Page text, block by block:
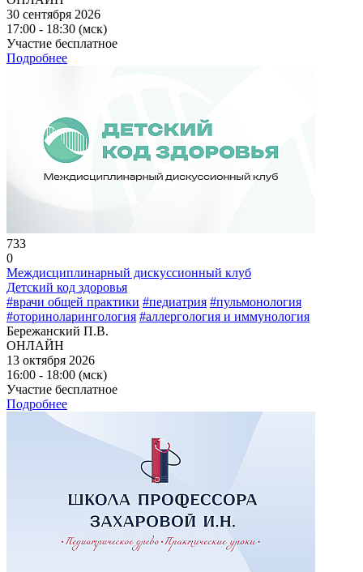
30 сентября 2026
17:00 - 18:30 (мск)
Участие бесплатное
Подробнее
733
0
Междисциплинарный дискуссионный клуб
Детский код здоровья
#врачи общей практики #педиатрия #пульмонология
#оториноларингология #аллергология и иммунология
Бережанский П.В.
ОНЛАЙН
13 октября 2026
16:00 - 18:00 (мск)
Участие бесплатное
Подробнее